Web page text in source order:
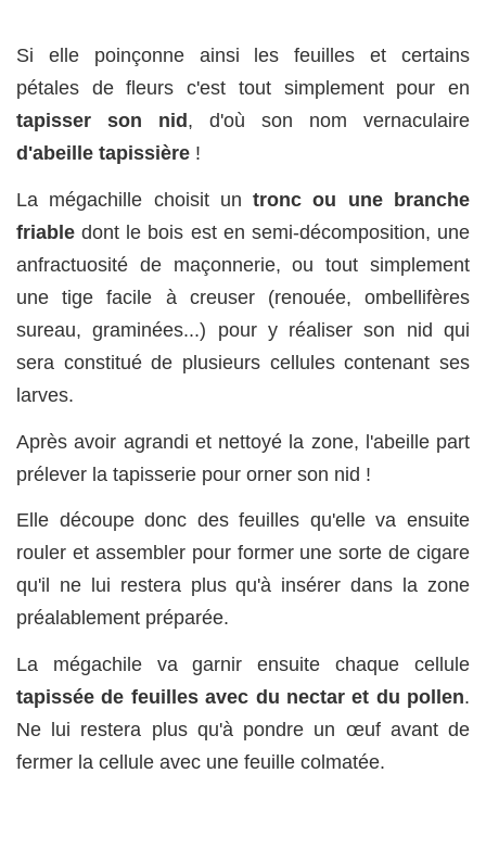
Si elle poinçonne ainsi les feuilles et certains
pétales de fleurs c'est tout simplement pour en
tapisser son nid , d'où son nom vernaculaire
d'abeille tapissière !
La mégachille choisit untronc ou une branche
friable dont le bois est en semi-décomposition, une
anfractuosité de maçonnerie, ou tout simplement
une tige facile à creuser (renouée, ombellifères
sureau, graminées...) pour y réaliser son nid qui
sera constitué de plusieurs cellules contenant ses
larves.
Après avoir agrandi et nettoyé la zone, l'abeille part
prélever la tapisserie pour orner son nid !
Elle découpe donc des feuilles qu'elle va ensuite
rouler et assembler pour former une sorte de cigare
qu'il ne lui restera plus qu'à insérer dans la zone
préalablement préparée.
La mégachile va garnir ensuite chaque cellule
tapissée de feuilles avec du nectar et du pollen.
Ne lui restera plus qu'à pondre un œuf avant de
fermer la cellule avec une feuille colmatée.